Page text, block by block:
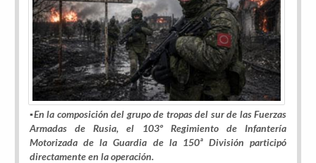
▪️En la composición del grupo de tropas del sur de las Fuerzas
Armadas de Rusia, el 103º Regimiento de Infantería
Motorizada de la Guardia de la 150ª División participó
directamente en la operación.